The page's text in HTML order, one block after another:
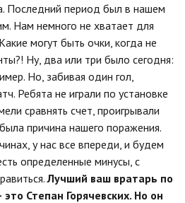
Последний период был в нашем
Нам немного не хватает для
могут быть очки, когда не
Ну, два или три было сегодня:
Но, забивая один гол,
Ребята не играли по установке
сравнять счет, проигрывали
причина нашего поражения.
у нас все впереди, и будем
определенные минусы, с
Лучший ваш вратарь по
Степан Горячевских. Но он